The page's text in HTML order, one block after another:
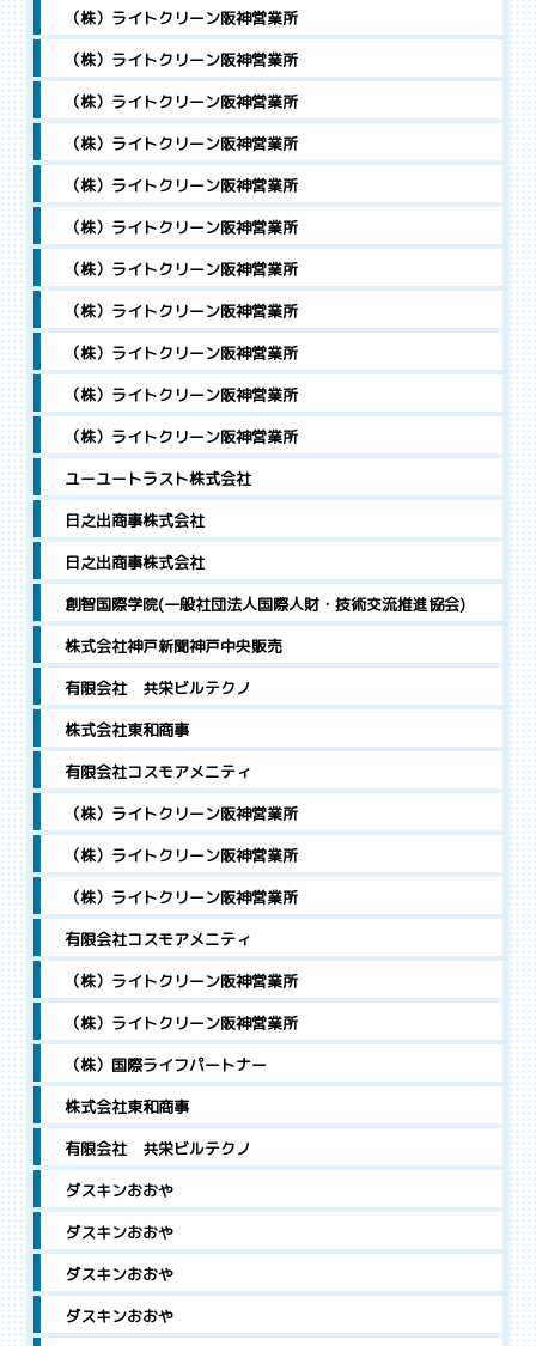
（株）ライトクリーン阪神営業所
（株）ライトクリーン阪神営業所
（株）ライトクリーン阪神営業所
（株）ライトクリーン阪神営業所
（株）ライトクリーン阪神営業所
（株）ライトクリーン阪神営業所
（株）ライトクリーン阪神営業所
（株）ライトクリーン阪神営業所
（株）ライトクリーン阪神営業所
（株）ライトクリーン阪神営業所
（株）ライトクリーン阪神営業所
ユーユートラスト株式会社
日之出商事株式会社
日之出商事株式会社
創智国際学院(一般社団法人国際人財・技術交流推進協会)
株式会社神戸新聞神戸中央販売
有限会社 共栄ビルテクノ
株式会社東和商事
有限会社コスモアメニティ
（株）ライトクリーン阪神営業所
（株）ライトクリーン阪神営業所
（株）ライトクリーン阪神営業所
有限会社コスモアメニティ
（株）ライトクリーン阪神営業所
（株）ライトクリーン阪神営業所
（株）国際ライフパートナー
株式会社東和商事
有限会社 共栄ビルテクノ
ダスキンおおや
ダスキンおおや
ダスキンおおや
ダスキンおおや